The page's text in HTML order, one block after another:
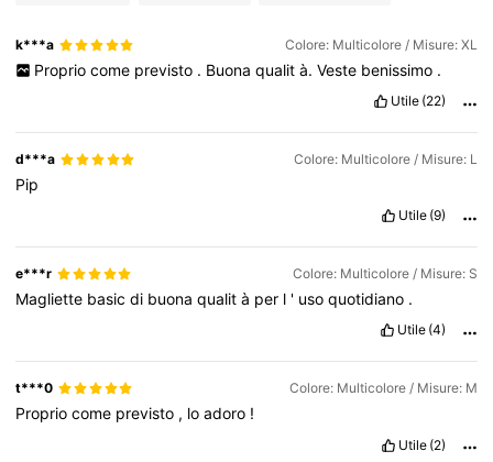
k***a Colore: Multicolore / Misure: XL
Proprio come previsto . Buona qualit à. Veste benissimo .
Utile (22)
d***a Colore: Multicolore / Misure: L
Pip
Utile (9)
e***r Colore: Multicolore / Misure: S
Magliette basicdi buonaqualità per l ' usoquotidiano .
Utile (4)
t***0 Colore: Multicolore / Misure: M
Propriocome previsto , loadoro !
Utile (2)